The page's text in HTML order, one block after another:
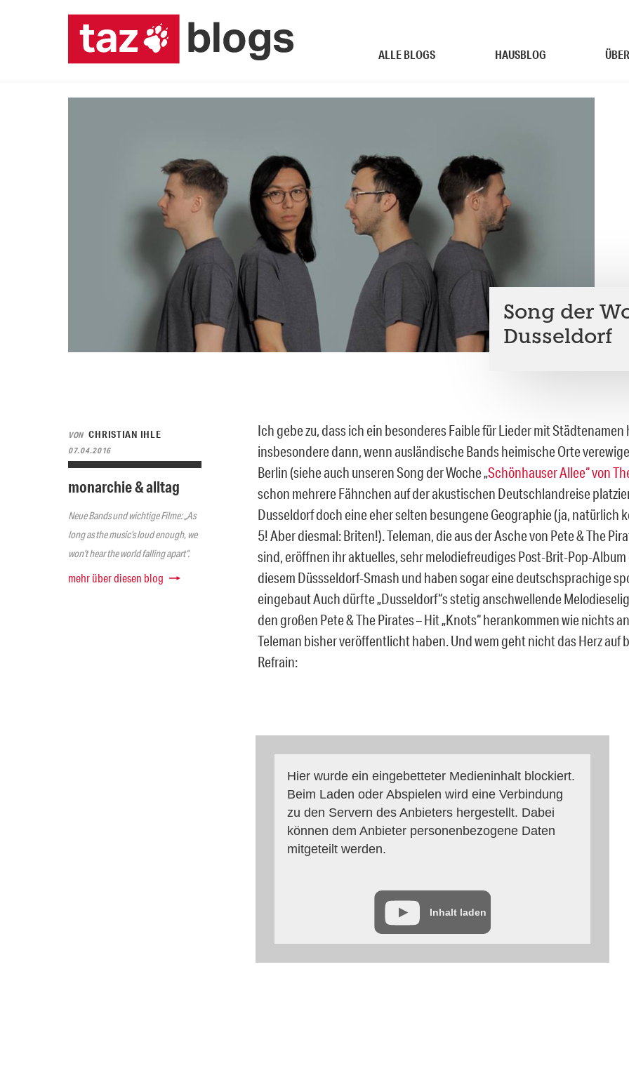
ALLE BLOGS HAUSBLOG
Song der
Dusseldorf
VON CHRISTIAN IHLE
07.04.2016
monarchie & alltag
Neue Bands und wichtige Filme: „As
long as the music’s loud enough, we
won’t hear the world falling apart“.
mehr über diesen blog
Ich gebe zu, dass ich ein besonderes Faible für Lieder mit Städtenamen
insbesondere dann, wenn ausländische Bands heimische Orte
Berlin (siehe auch unseren Song der Woche „Schönhauser Allee“ von
schon mehrere Fähnchen auf der akustischen Deutschlandreise
Dusseldorf doch eine eher selten besungene Geographie (ja, natürlich
5! Aber diesmal: Briten!). Teleman, die aus der Asche von Pete & The
sind, eröffnen ihr aktuelles, sehr melodiefreudiges Post-Brit-Pop-
diesem Düssseldorf-Smash und haben sogar eine deutschsprachige
eingebaut Auch dürfte „Dusseldorf“s stetig anschwellende
den großen Pete & The Pirates – Hit „Knots“ herankommen wie nichts
Teleman bisher veröffentlicht haben. Und wem geht nicht das Herz auf
Refrain:
Hier wurde ein eingebetteter Medieninhalt blockiert.
Beim Laden oder Abspielen wird eine Verbindung
zu den Servern des Anbieters hergestellt. Dabei
können dem Anbieter personenbezogene Daten
mitgeteilt werden.
Inhalt laden